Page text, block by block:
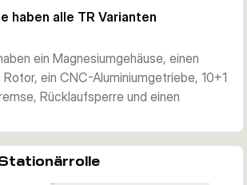
einen Kork/EVA-Knauf für sicheren
Frontbremse für direkte Kontrolle und
für sauberes Anschlagen. Ersatzspulen
haben alle TR Varianten
ein Magnesiumgehäuse, einen
ein CNC-Aluminiumgetriebe, 10+1
Rücklaufsperre und einen